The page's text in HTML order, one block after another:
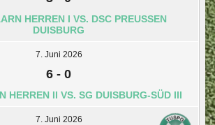
HERREN I VS. DSC PREUSSEN D
UISBURG
7. Juni 2026
6 - 0
HERREN II VS. SG DUISBURG-SÜD III
7. Juni 2026